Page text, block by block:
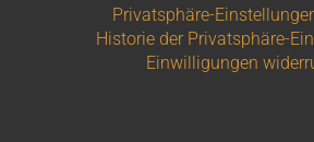
Privatsphäre-
Historie der Privatsphäre-
Einwilligungen